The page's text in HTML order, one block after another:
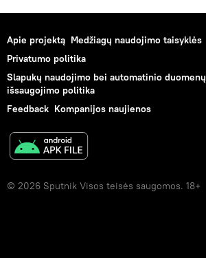
Apie projektą Medžiagų naudojimo taisyklės
Privatumo politika
Slapukų naudojimo bei automatinio duomenų
išsaugojimo politika
Feedback Kompanijos naujienos
© 2026 Sputnik Visos teisės saugomos. 18+